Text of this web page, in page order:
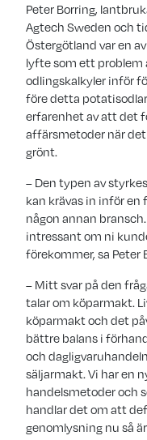
Peter Borring,
Agtech Sweden och
Östergötland var en
lyfte som ett problem
odlingskalkyler inför
före detta
erfarenhet av att det
affärsmetoder när
grönt.
– Den typen av
kan krävas in inför
någon annan
intressant om ni
förekommer, sa Peter
– Mitt svar på den
talar om köparmakt.
köparmakt och det
bättre balans i
och
säljarmakt. Vi har en
handelsmetoder och
handlar det om att
genomlysning nu så